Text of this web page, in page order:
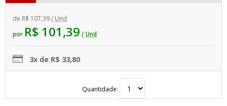
de R$ 107,39/ Und
por R$ 101,39 / Und
3x de R$ 33,80
Quantidade: